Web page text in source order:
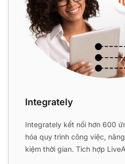
Integrately
Integrately kết nối hơn 600
hóa quy trình công việc,
kiệm thời gian. Tích hợp